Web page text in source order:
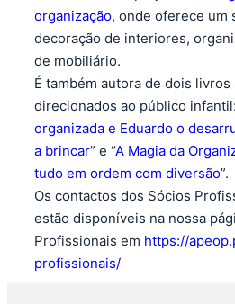
organização, onde oferece um
decoração de interiores,
de mobiliário.
É também autora de dois
direcionados ao público
organizada e Eduardo o
a brincar” e “A Magia da
tudo em ordem com diversão”.
Os contactos dos Sócios
estão disponíveis na nossa
Profissionais em https://
profissionais/